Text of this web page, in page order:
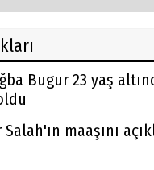
Bugur 23 yaş
maaşını